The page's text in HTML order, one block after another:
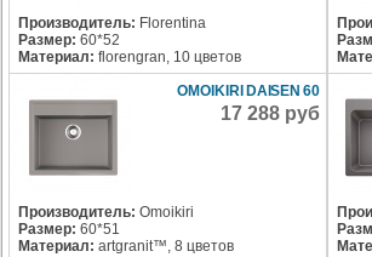
Производитель: Florentina
Размер: 60*52
Материал: florengran, 10 цветов
OMOIKIRI DAISEN 60
17 288 руб
Производитель: Omoikiri
Размер: 60*51
Материал: artgranit™, 8 цветов